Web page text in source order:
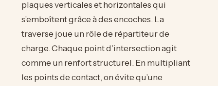
plaques verticales et horizontales qui
s’emboîtent grâce à des encoches. La
traverse joue un rôle de répartiteur de
charge. Chaque point d’intersection agit
comme un renfort structurel. En multipliant
les points de contact, on évite qu’une